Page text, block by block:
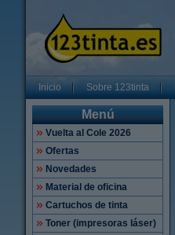
Inicio Sobre 123tinta
Menú
Vuelta al Cole 2026
Ofertas
Novedades
Material de oficina
Cartuchos de tinta
Toner (impresoras láser)